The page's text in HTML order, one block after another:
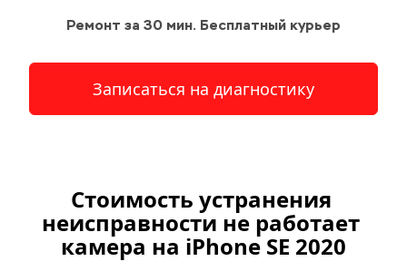
Ремонт за 30 мин. Бесплатный курьер
Записаться на диагностику
Стоимость устранения
неисправности не работает
камера на iPhone SE 2020